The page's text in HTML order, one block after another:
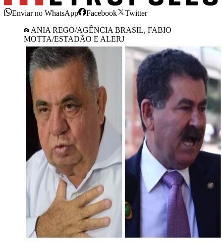
Enviar no WhatsApp Facebook
Twitter
ANIA REGO/AGÊNCIA BRASIL, FABIO
MOTTA/ESTADÃO E ALERJ